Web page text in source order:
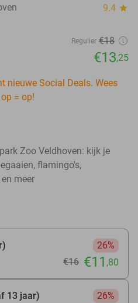
9.4 star
Regulier €18
€13,25
nieuwe Social Deals. Wees
= op!
Zoo Veldhoven: kijk je
flamingo's,
meer
26%
€16 €11 ,80
13 jaar)
26%